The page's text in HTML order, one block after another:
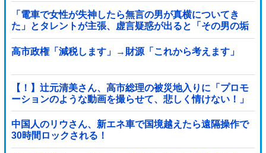
「電車で女性が失神したら無言の男が真横についてき
た」とタレントが主張、虚言疑惑が出ると「その男の垢
を発見した」と追加主張するも……他
高市政権「減税します」→財源「これから考えます」
【！】辻元清美さん、高市総理の被災地入りに「プロモ
ーションのような動画を撮らせて、悲しく情けない！」
ｗｗｗｗｗｗｗｗｗｗｗｗｗｗ
中国人のリウさん、新エネ車で国境越えたら遠隔操作で
30時間ロックされる！